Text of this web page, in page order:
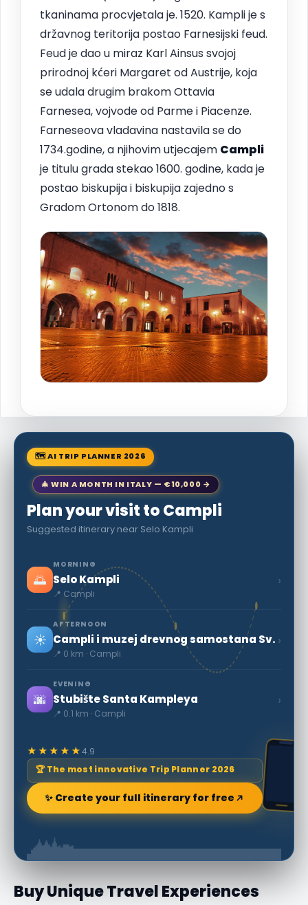
tkaninama procvjetala je. 1520. Kampli je s
državnog teritorija postao Farnesijski feud.
Feud je dao u miraz Karl Ainsus svojoj
prirodnoj kćeri Margaret od Austrije, koja
se udala drugim brakom Ottavia
Farnesea, vojvode od Parme i Piacenze.
Farneseova vladavina nastavila se do
1734.godine, a njihovim utjecajem Campli
je titulu grada stekao 1600. godine, kada je
postao biskupija i biskupija zajedno s
Gradom Ortonom do 1818.
🗺 AI TRIP PLANNER 2026
🎄 WIN A MONTH IN ITALY — €10,000 →
Plan your visit to Campli
Suggested itinerary near Selo Kampli
🌅
MORNING
Selo Kampli
📍 Campli
›
☀️
AFTERNOON
Campli i muzej drevnog samostana Sv.
📍 0 km · Campli
›
🌆
EVENING
Stubište Santa Kampleya
📍 0.1 km · Campli
›
★★★★★4.9
🏆 The most innovative Trip Planner 2026
✨ Create your full itinerary for free
Buy Unique Travel Experiences